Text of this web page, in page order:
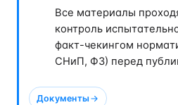
Все материалы
контроль
факт-чекингом
СНиП, ФЗ) перед
Документы